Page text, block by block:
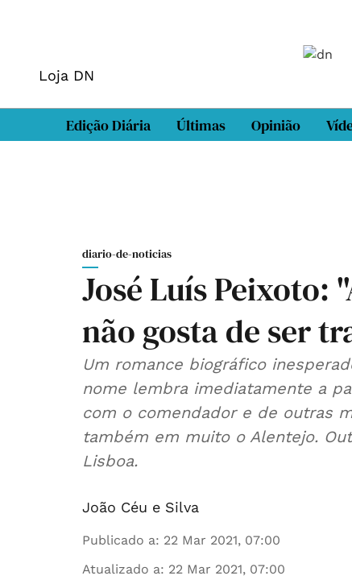
Loja DN
Edição Diária Últimas Opinião
diario-de-noticias
José Luís Peixoto:
não gosta de ser
Um romance biográfico
nome lembra imediatamente a
com o comendador e de outras
também em muito o Alentejo.
Lisboa.
João Céu e Silva
Publicado a: 22 Mar 2021, 07:00
Atualizado a: 22 Mar 2021, 07:00